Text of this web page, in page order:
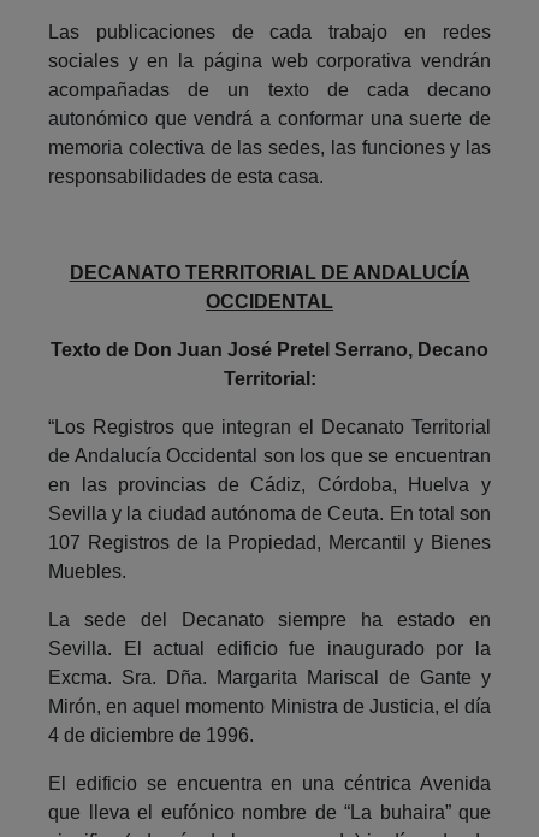
Las publicaciones de cada trabajo en redes
sociales y en la página web corporativa vendrán
acompañadas de un texto de cada decano
autonómico que vendrá a conformar una suerte de
memoria colectiva de las sedes, las funciones y las
responsabilidades de esta casa.
DECANATO TERRITORIAL DE ANDALUCÍA
OCCIDENTAL
Texto de Don Juan José Pretel Serrano, Decano
Territorial:
“Los Registros que integran el Decanato Territorial
de Andalucía Occidental son los que se encuentran
en las provincias de Cádiz, Córdoba, Huelva y
Sevilla y la ciudad autónoma de Ceuta. En total son
107 Registros de la Propiedad, Mercantil y Bienes
Muebles.
La sede del Decanato siempre ha estado en
Sevilla. El actual edificio fue inaugurado por la
Excma. Sra. Dña. Margarita Mariscal de Gante y
Mirón, en aquel momento Ministra de Justicia, el día
4 de diciembre de 1996.
El edificio se encuentra en una céntrica Avenida
que lleva el eufónico nombre de “La buhaira” que